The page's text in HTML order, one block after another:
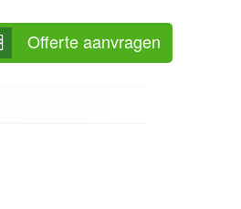
Offerte aanvragen